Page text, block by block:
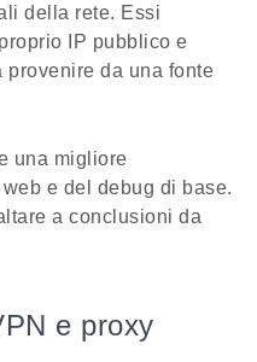
della rete. Essi
IP pubblico e
provenire da una fonte
una migliore
e del debug di base.
a conclusioni da
e proxy